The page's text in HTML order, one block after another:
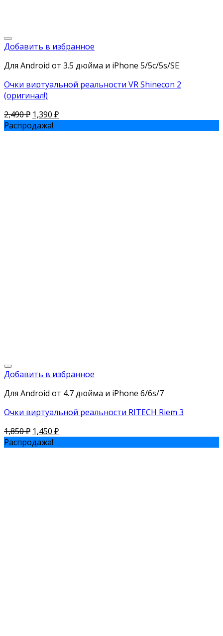
Добавить в избранное
Для Android от 3.5 дюйма и iPhone 5/5c/5s/SE
Очки виртуальной реальности VR Shinecon 2
(оригинал!)
2,490₽ 1,390 ₽
Распродажа!
Добавить в избранное
Для Android от 4.7 дюйма и iPhone 6/6s/7
Очки виртуальной реальности RITECH Riem 3
1,850₽ 1,450 ₽
Распродажа!